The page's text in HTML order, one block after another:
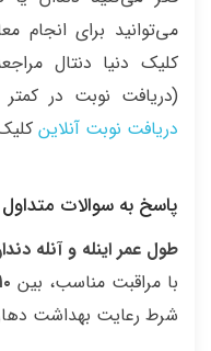
می‌توانید برای انجام
کلیک دنیا دنتال
(دریافت نوبت در کمتر از 30 ثانیه) می‌توانید
دریافت نوبت آنلاین
پاسخ به سوالات متداول
طول عمر اینله و آنله
با مراقبت مناسب، بین ۱۰ تا ۱۵ سال یا بیشتر
شرط رعایت بهداشت